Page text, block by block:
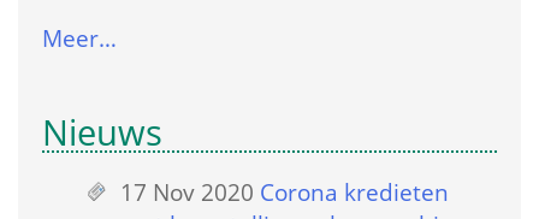
Meer…
Nieuws
17 Nov 2020 Corona kredieten